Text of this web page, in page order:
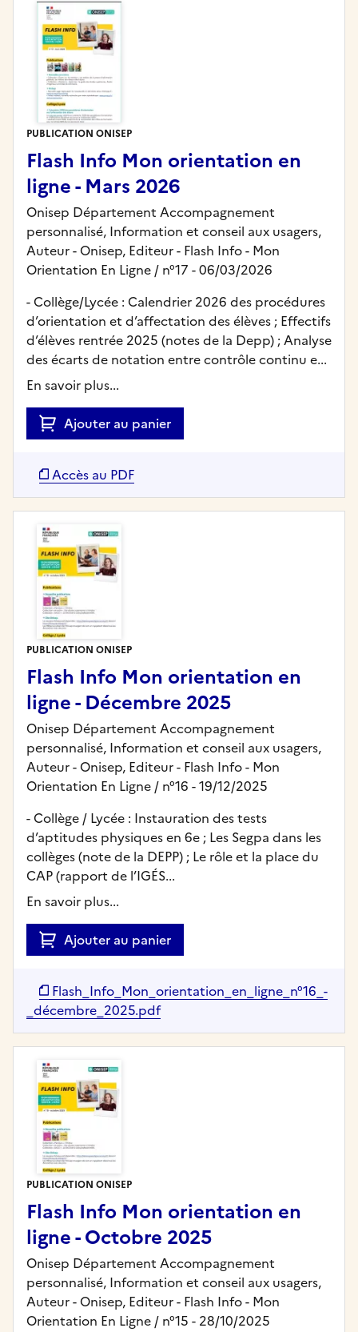
PUBLICATION ONISEP
Flash Info Mon orientation en
ligne - Mars 2026
Onisep Département Accompagnement
personnalisé, Information et conseil aux usagers,
Auteur - Onisep, Editeur- Flash Info - Mon
Orientation En Ligne / n°17 - 06/03/2026
- Collège/Lycée : Calendrier 2026 des procédures
d’orientation et d’affectation des élèves ; Effectifs
d’élèves rentrée 2025 (notes de la Depp) ; Analyse
des écarts de notation entre contrôle continu e...
En savoir plus...
Ajouter au panier
Accès au PDF
PUBLICATION ONISEP
Flash Info Mon orientation en
ligne - Décembre 2025
Onisep Département Accompagnement
personnalisé, Information et conseil aux usagers,
Auteur - Onisep, Editeur- Flash Info - Mon
Orientation En Ligne / n°16 - 19/12/2025
- Collège / Lycée : Instauration des tests
d’aptitudes physiques en 6e ; Les Segpa dans les
collèges (note de la DEPP) ; Le rôle et la place du
CAP (rapport de l’IGÉS...
En savoir plus...
Ajouter au panier
Flash_Info_Mon_orientation_en_ligne_n°16_-
_décembre_2025.pdf
PUBLICATION ONISEP
Flash Info Mon orientation en
ligne - Octobre 2025
Onisep Département Accompagnement
personnalisé, Information et conseil aux usagers,
Auteur - Onisep, Editeur- Flash Info - Mon
Orientation En Ligne / n°15 - 28/10/2025